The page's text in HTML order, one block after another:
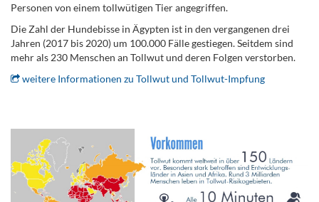
Personen von einem tollwütigen Tier angegriffen.
Die Zahl der Hundebisse in Ägypten ist in den vergangenen drei
Jahren (2017 bis 2020) um 100.000 Fälle gestiegen. Seitdem sind
mehr als 230 Menschen an Tollwut und deren Folgen verstorben.
weitere Informationen zu Tollwut und Tollwut-Impfung